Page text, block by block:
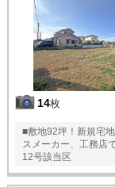
14枚
■敷地92坪！新規宅
スメーカー、工務店
12号該当区